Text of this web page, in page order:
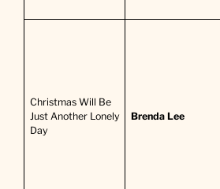
Christmas Will Be
Just Another Lonely
Day
Brenda Lee